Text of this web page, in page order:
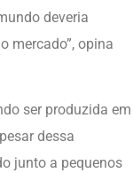
deveria
mercado”, opina
ser produzida em
dessa
junto a pequenos